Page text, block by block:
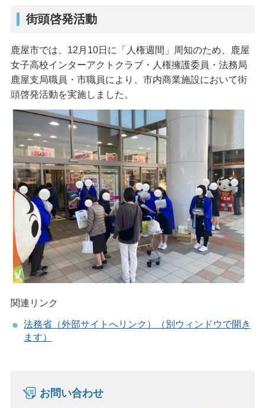
街頭啓発活動
鹿屋市では、12月10日に「人権週間」周知のため、鹿屋
女子高校インターアクトクラブ・人権擁護委員・法務局
鹿屋支局職員・市職員により、市内商業施設において街
頭啓発活動を実施しました。
関連リンク
法務省（外部サイトへリンク）（別ウィンドウで開き
ます）
お問い合わせ